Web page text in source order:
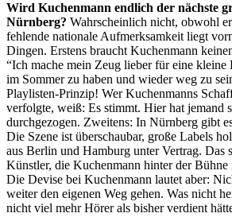
Wird Kuchenmann endlich der nächste
Nürnberg? Wahrscheinlich nicht, obwohl
fehlende nationale Aufmerksamkeit liegt
Dingen. Erstens braucht Kuchenmann
“Ich mache mein Zeug lieber für eine kleine
im Sommer zu haben und wieder weg zu
Playlisten-Prinzip! Wer Kuchenmanns
verfolgte, weiß: Es stimmt. Hier hat jemand
durchgezogen. Zweitens: In Nürnberg gibt
Die Szene ist überschaubar, große Labels
aus Berlin und Hamburg unter Vertrag. Das
Künstler, die Kuchenmann hinter der Bühne
Die Devise bei Kuchenmann lautet aber:
weiter den eigenen Weg gehen. Was nicht
nicht viel mehr Hörer als bisher verdient